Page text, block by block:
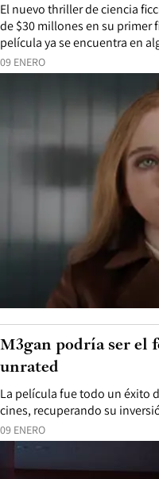
09 ENERO
El nuevo thriller de ciencia
de $30 millones en su primer
película ya se encuentra en
09 ENERO
La película fue todo un éxito
cines, recuperando su
M3gan podría ser el
unrated